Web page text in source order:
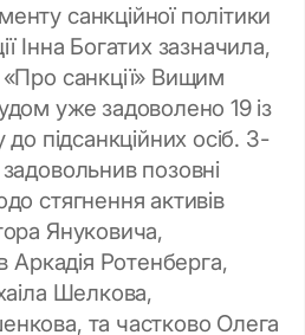
санкційної політики
Інна Богатих зазначила,
санкції» Вищим
уже задоволено 19 із
до підсанкційних осіб. З-
позовні
стягнення активів
Януковича,
Аркадія Ротенберга,
Шелкова,
та частково Олега